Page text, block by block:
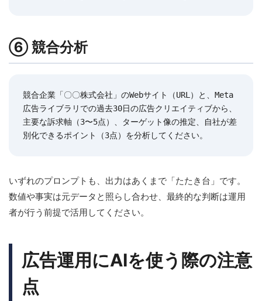
⑥ 競合分析
競合企業「〇〇株式会社」のWebサイト（URL）と、Meta
広告ライブラリでの過去30日の広告クリエイティブから、
主要な訴求軸（3〜5点）、ターゲット像の推定、自社が差
別化できるポイント（3点）を分析してください。
いずれのプロンプトも、出力はあくまで「たたき台」です。
数値や事実は元データと照らし合わせ、最終的な判断は運用
者が行う前提で活用してください。
広告運用にAIを使う際の注意
点